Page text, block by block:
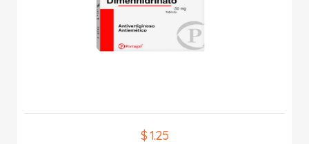
$ 1.25